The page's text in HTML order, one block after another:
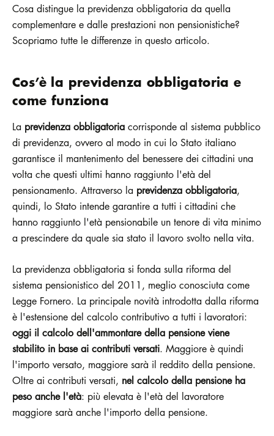
Cosa distingue la previdenza obbligatoria da quella
complementare e dalle prestazioni non pensionistiche?
Scopriamo tutte le differenze in questo articolo.
Cos’è la previdenza obbligatoria e
come funziona
La previdenza obbligatoria corrisponde al sistema pubblico
di previdenza, ovvero al modo in cui lo Stato italiano
garantisce il mantenimento del benessere dei cittadini una
volta che questi ultimi hanno raggiunto l'età del
pensionamento. Attraverso la previdenza obbligatoria,
quindi, lo Stato intende garantire a tutti i cittadini che
hanno raggiunto l'età pensionabile un tenore di vita minimo
a prescindere da quale sia stato il lavoro svolto nella vita.
La previdenza obbligatoria si fonda sulla riforma del
sistema pensionistico del 2011, meglio conosciuta come
Legge Fornero. La principale novità introdotta dalla riforma
è l'estensione del calcolo contributivo a tutti i lavoratori:
oggi il calcolo dell'ammontare della pensione viene
stabilito in base ai contributi versati. Maggiore è quindi
l'importo versato, maggiore sarà il reddito della pensione.
Oltre ai contributi versati, nel calcolo della pensione ha
peso anche l'età: più elevata è l'età del lavoratore
maggiore sarà anche l'importo della pensione.